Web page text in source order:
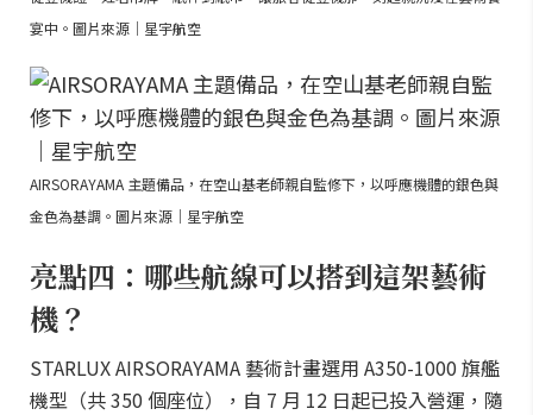
宴中。圖片來源｜星宇航空
AIRSORAYAMA 主題備品，在空山基老師親自監修下，以呼應機體的銀色與
金色為基調。圖片來源｜星宇航空
亮點四：哪些航線可以搭到這架藝術
機？
STARLUX AIRSORAYAMA 藝術計畫選用 A350-1000 旗艦
機型（共 350 個座位），自 7 月 12 日起已投入營運，隨